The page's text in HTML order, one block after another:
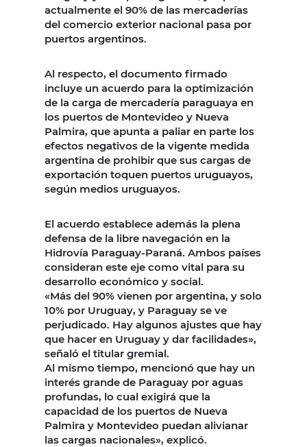
actualmente el 90% de las mercaderías
del comercio exterior nacional pasa por
puertos argentinos.
Al respecto, el documento firmado
incluye un acuerdo para la optimización
de la carga de mercadería paraguaya en
los puertos de Montevideo y Nueva
Palmira, que apunta a paliar en parte los
efectos negativos de la vigente medida
argentina de prohibir que sus cargas de
exportación toquen puertos uruguayos,
según medios uruguayos.
El acuerdo establece además la plena
defensa de la libre navegación en la
Hidrovía Paraguay-Paraná. Ambos países
consideran este eje como vital para su
desarrollo económico y social.
«Más del 90% vienen por argentina, y solo
10% por Uruguay, y Paraguay se ve
perjudicado. Hay algunos ajustes que hay
que hacer en Uruguay y dar facilidades»,
señaló el titular gremial.
Al mismo tiempo, mencionó que hay un
interés grande de Paraguay por aguas
profundas, lo cual exigirá que la
capacidad de los puertos de Nueva
Palmira y Montevideo puedan alivianar
las cargas nacionales», explicó.